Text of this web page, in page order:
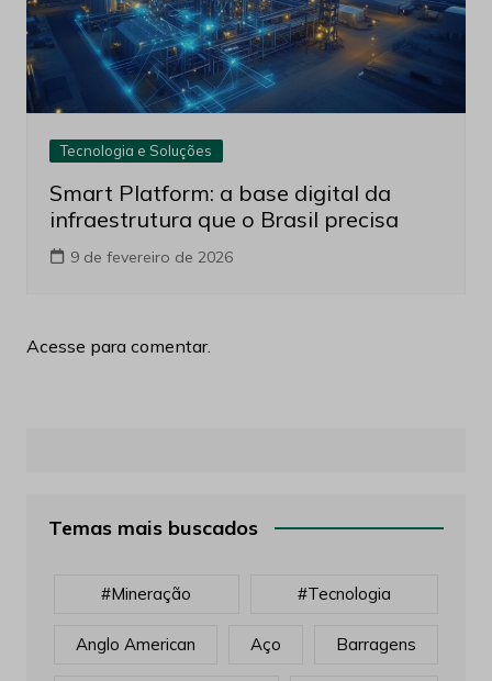
Tecnologia e Soluções
Smart Platform: a base digital da
infraestrutura que o Brasil precisa
9 de fevereiro de 2026
Acesse para comentar.
Temas mais buscados
#mineração #tecnologia
Anglo American Aço Barragens